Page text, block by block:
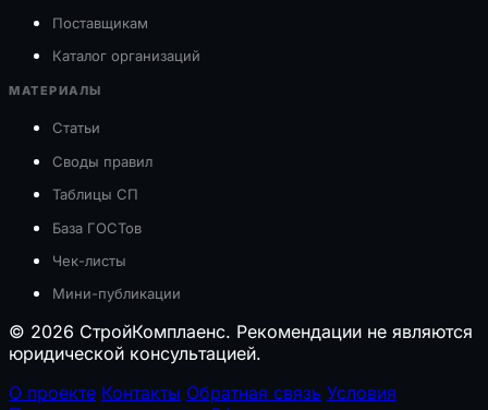
Поставщикам
Каталог организаций
МАТЕРИАЛЫ
Статьи
Своды правил
Таблицы СП
База ГОСТов
Чек-листы
Мини-публикации
© 2026 СтройКомплаенс. Рекомендации не являются
юридической консультацией.
О проекте Контакты Обратная связь Условия